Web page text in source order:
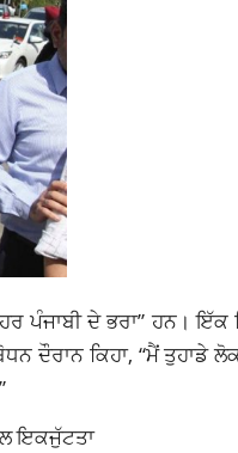
ਪੰਜਾਬੀ ਦੇ ਭਰਾ” ਹਨ।
ਕਿਹਾ, “ਮੈਂ ਤੁਹਾਡੇ
ਇਕਜੁੱਟਤਾ